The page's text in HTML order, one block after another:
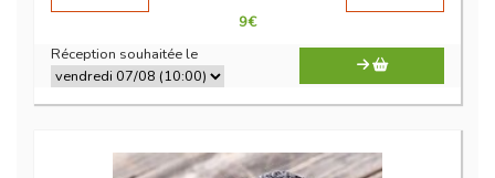
9€
Réception souhaitée le